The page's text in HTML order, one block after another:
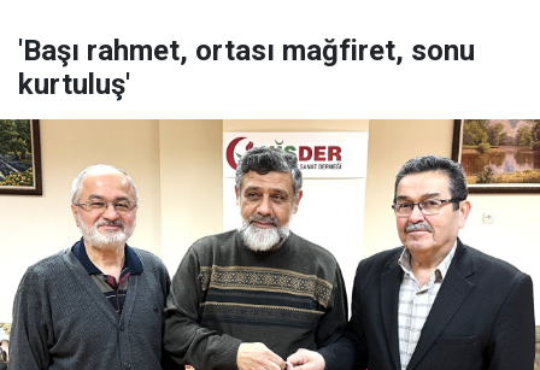
'Başı rahmet, ortası mağfiret, sonu
kurtuluş'